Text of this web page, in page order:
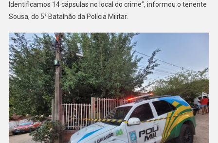
Identificamos 14 cápsulas no local do crime”, informou o tenente
Sousa, do 5° Batalhão da Polícia Militar.